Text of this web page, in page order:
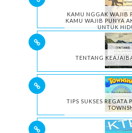
KAMU NGGAK WAJIB
KAMU WAJIB PUNYA
UNTUK
TENTANG
TIPS SUKSES REGATA